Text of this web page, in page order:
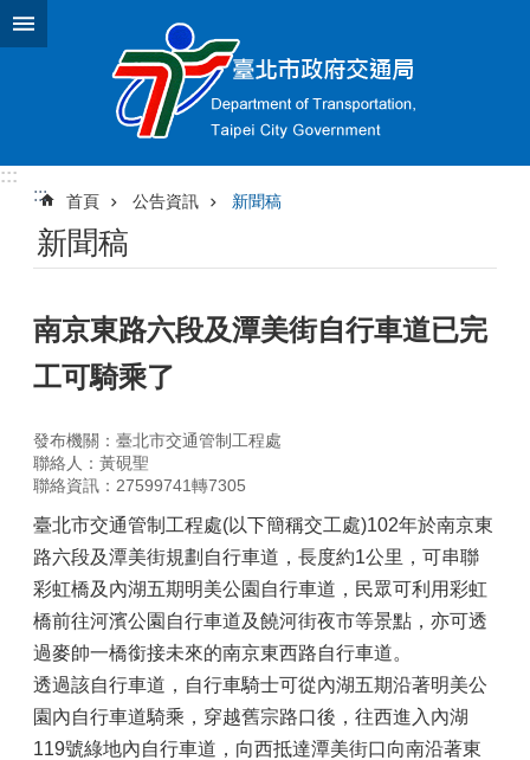
跳到主要內容區塊
:::
:::
首頁 公告資訊 新聞稿
新聞稿
南京東路六段及潭美街自行車道已完
工可騎乘了
發布機關：臺北市交通管制工程處
聯絡人：黃硯聖
聯絡資訊：27599741轉7305
臺北市交通管制工程處(以下簡稱交工處)102年於南京東
路六段及潭美街規劃自行車道，長度約1公里，可串聯
彩虹橋及內湖五期明美公園自行車道，民眾可利用彩虹
橋前往河濱公園自行車道及饒河街夜市等景點，亦可透
過麥帥一橋銜接未來的南京東西路自行車道。
透過該自行車道，自行車騎士可從內湖五期沿著明美公
園內自行車道騎乘，穿越舊宗路口後，往西進入內湖
119號綠地內自行車道，向西抵達潭美街口向南沿著東